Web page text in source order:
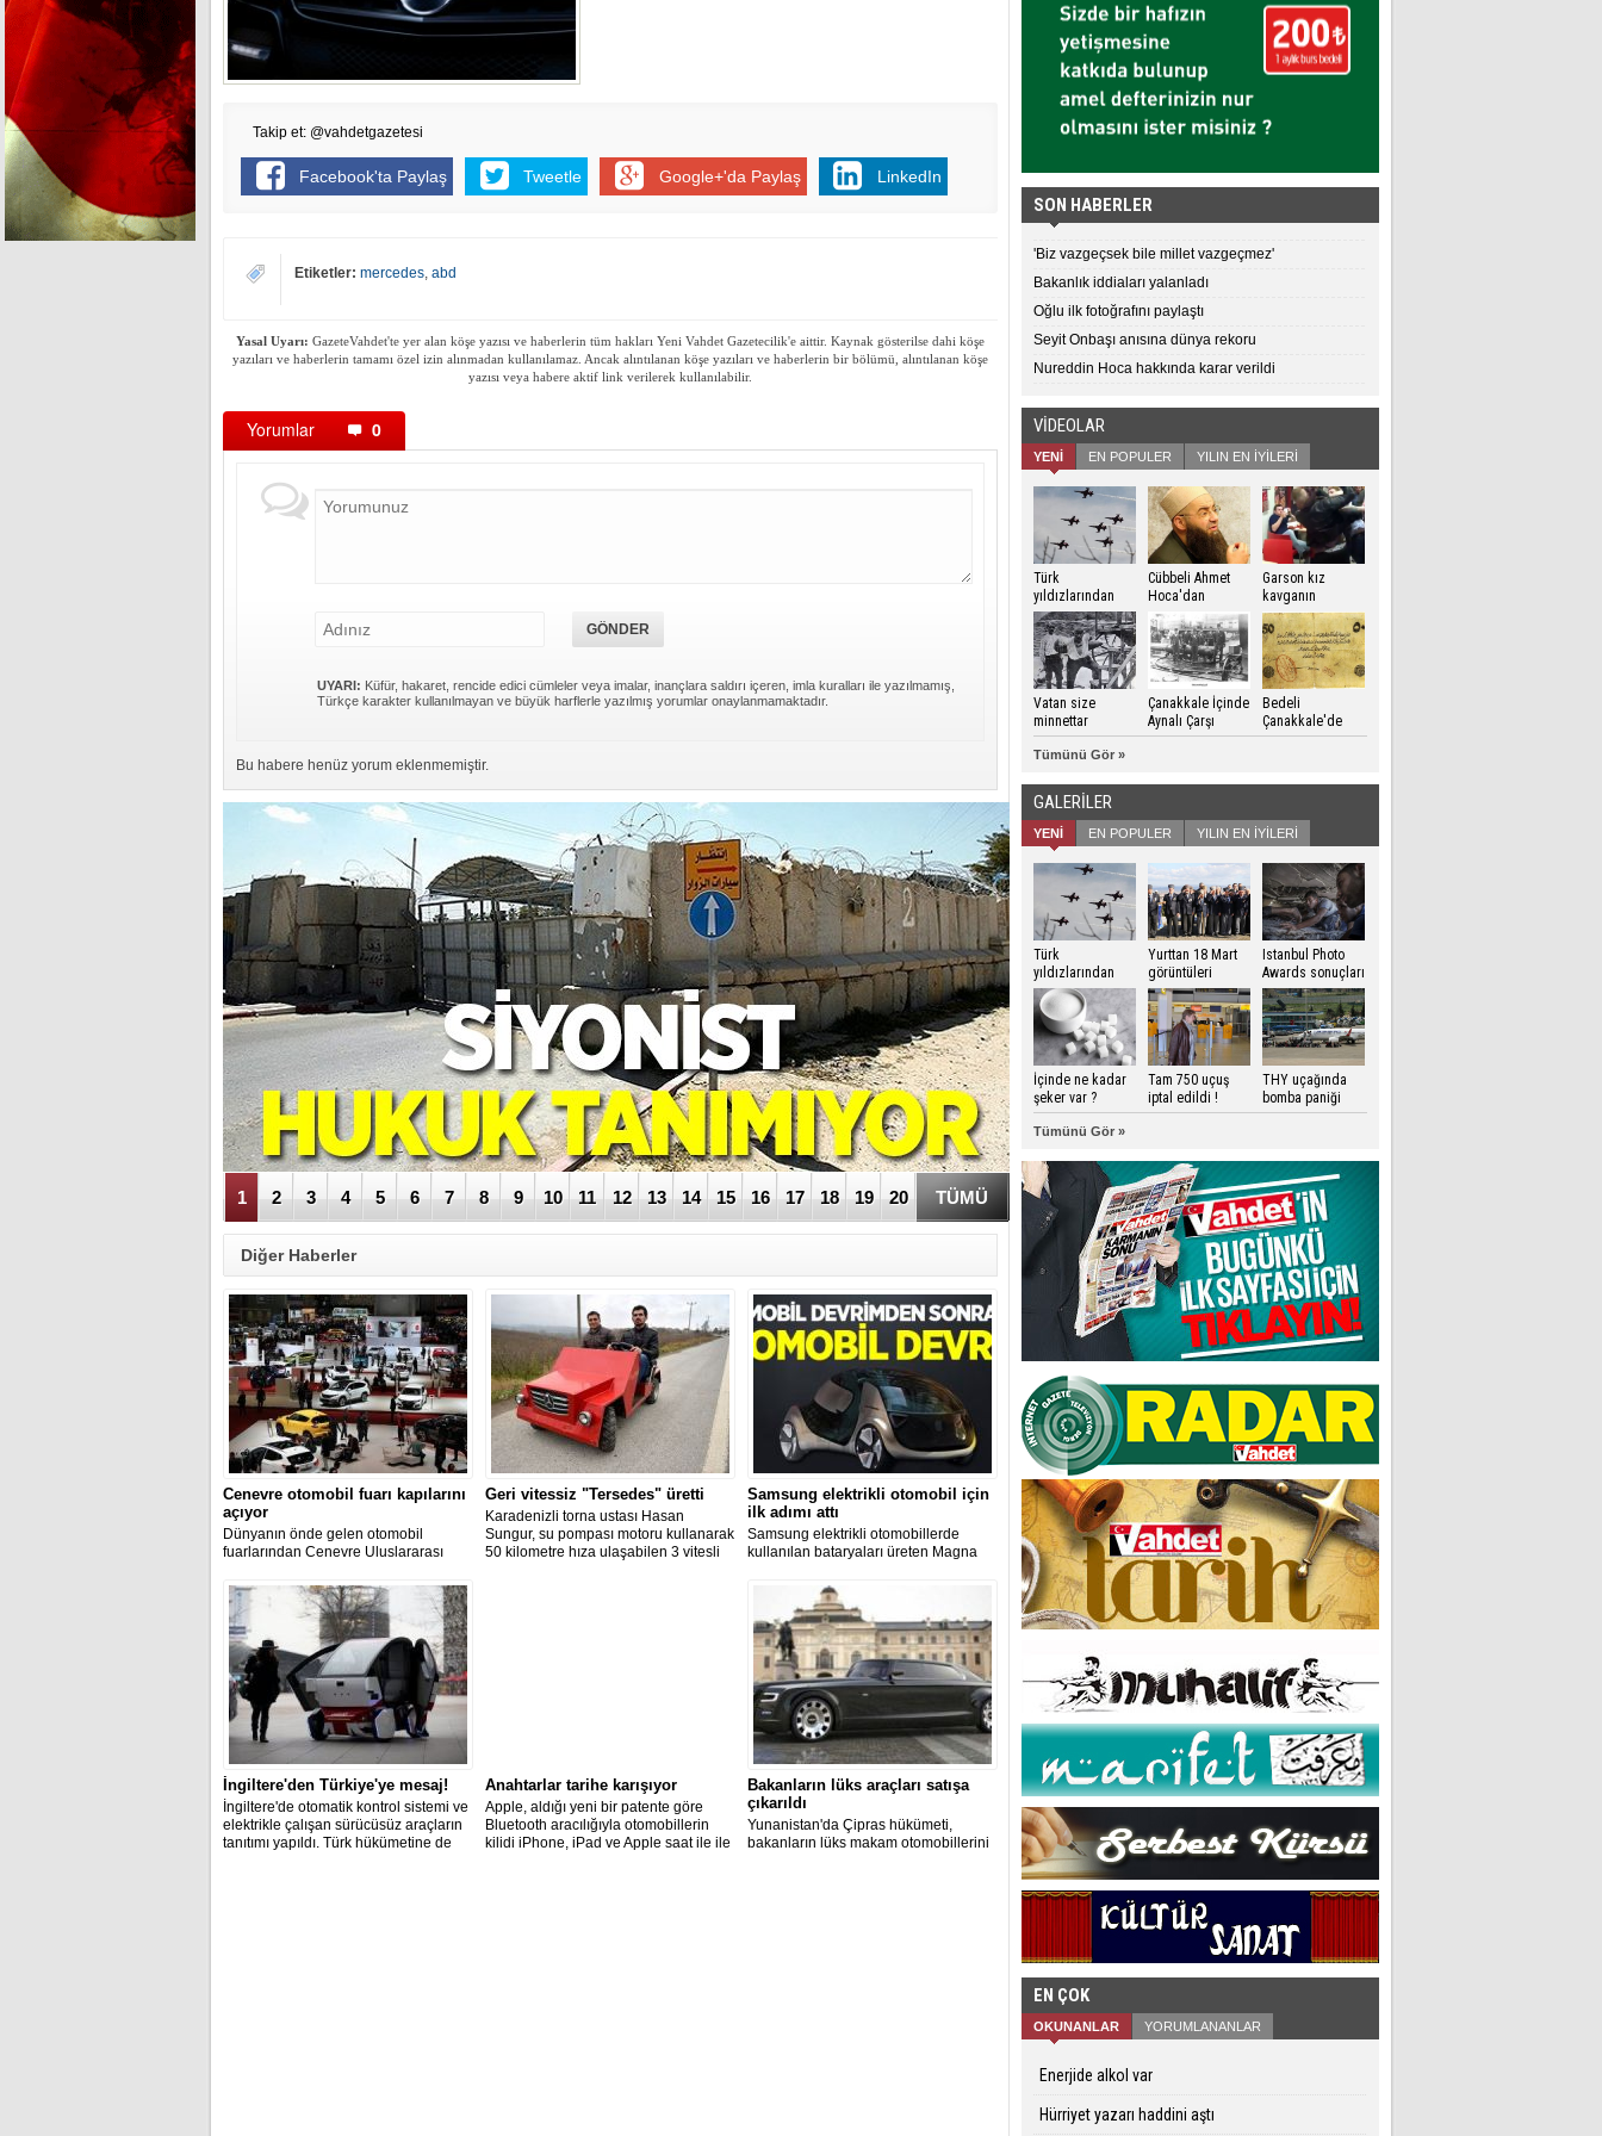
Takip et: @vahdetgazetesi
Facebook'ta Paylaş Tweetle Google+'da Paylaş LinkedIn
Etiketler: mercedes, abd
Yasal Uyarı: GazeteVahdet'te yer alan köşe yazısı ve haberlerin tüm hakları Yeni Vahdet Gazetecilik'e aittir. Kaynak gösterilse dahi köşe
yazıları ve haberlerin tamamı özel izin alınmadan kullanılamaz. Ancak alıntılanan köşe yazıları ve haberlerin bir bölümü, alıntılanan köşe
yazısı veya habere aktif link verilerek kullanılabilir.
Yorumlar 0
UYARI: Küfür, hakaret, rencide edici cümleler veya imalar, inançlara saldırı içeren, imla kuralları ile yazılmamış,
Türkçe karakter kullanılmayan ve büyük harflerle yazılmış yorumlar onaylanmamaktadır.
Bu habere henüz yorum eklenmemiştir.
1 2 3 4 5 6 7 8 9 10 11 12 13 14 15 16 17 18 19 20 TÜMÜ
Diğer Haberler
Cenevre otomobil fuarı kapılarını
açıyor
​Dünyanın önde gelen otomobil
fuarlarından Cenevre Uluslararası
severlerle buluşacak.
Geri vitessiz "Tersedes" üretti
Karadenizli torna ustası Hasan
Sungur, su pompası motoru kullanarak
50 kilometre hıza ulaşabilen 3 vitesli
Samsung elektrikli otomobil için
ilk adımı attı
Samsung elektrikli otomobillerde
kullanılan bataryaları üreten Magna
İngiltere'den Türkiye'ye mesaj!
İngiltere'de otomatik kontrol sistemi ve
elektrikle çalışan sürücüsüz araçların
tanıtımı yapıldı. Türk hükümetine de
Anahtarlar tarihe karışıyor
Apple, aldığı yeni bir patente göre
Bluetooth aracılığıyla otomobillerin
kilidi iPhone, iPad ve Apple saat ile ile
Bakanların lüks araçları satışa
çıkarıldı
Yunanistan'da Çipras hükümeti,
bakanların lüks makam otomobillerini
SON HABERLER
'Biz vazgeçsek bile millet vazgeçmez'
Bakanlık iddiaları yalanladı
Oğlu ilk fotoğrafını paylaştı
Seyit Onbaşı anısına dünya rekoru
Nureddin Hoca hakkında karar verildi
VİDEOLAR
YENİ EN POPULER YILIN EN İYİLERİ
Türk
yıldızlarından
Çanakkale Zaferi
gösterisi
Cübbeli Ahmet
Hoca'dan
Erdoğan'a dua
Garson kız
kavganın
ortasında
kalınca..
Vatan size
minnettar
Çanakkale İçinde
Aynalı Çarşı
Bedeli
Çanakkale'de
ödendi
Tümünü Gör »
GALERİLER
YENİ EN POPULER YILIN EN İYİLERİ
Türk
yıldızlarından
Çanakkale Zaferi
gösterisi
Yurttan 18 Mart
görüntüleri
Istanbul Photo
Awards sonuçları
açıklandı
İçinde ne kadar
şeker var ?
Tam 750 uçuş
iptal edildi !
THY uçağında
bomba paniği
Tümünü Gör »
EN ÇOK
OKUNANLAR YORUMLANANLAR
Enerjide alkol var
Hürriyet yazarı haddini aştı